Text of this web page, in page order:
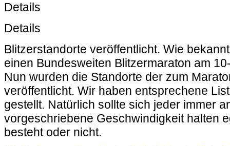
Details
Details
Blitzerstandorte veröffentlicht. Wie
einen Bundesweiten Blitzermaraton am
Nun wurden die Standorte der zum
veröffentlicht. Wir haben entsprechene
gestellt. Natürlich sollte sich jeder immer
vorgeschriebene Geschwindigkeit halten
besteht oder nicht.